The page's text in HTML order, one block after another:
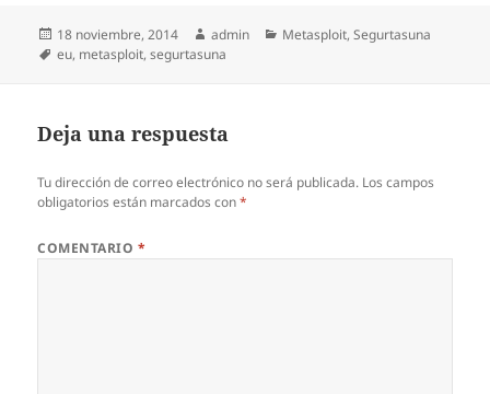
Publicado
el
18 noviembre, 2014 Autor
admin Categorías
Metasploit,Segurtasuna
Etiquetas
eu, metasploit,segurtasuna
Deja una respuesta
Tu dirección de correo electrónico no será publicada. Los campos
obligatorios están marcados con*
COMENTARIO *